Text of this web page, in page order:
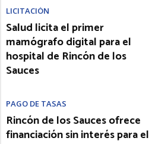
LICITACIÓN
Salud licita el primer
mamógrafo digital para el
hospital de Rincón de los
Sauces
PAGO DE TASAS
Rincón de los Sauces ofrece
financiación sin interés para el